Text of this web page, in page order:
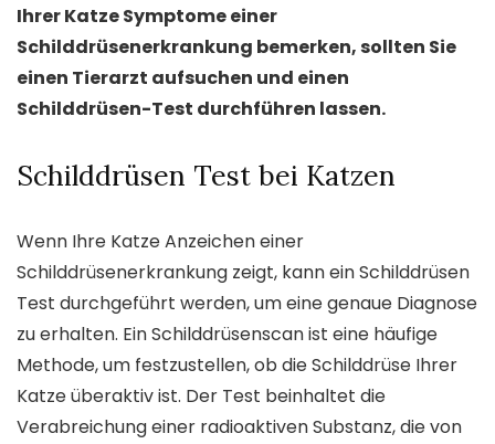
Ihrer Katze Symptome einer
Schilddrüsenerkrankung bemerken, sollten Sie
einen Tierarzt aufsuchen und einen
Schilddrüsen-Test durchführen lassen.
Schilddrüsen Test bei Katzen
Wenn Ihre Katze Anzeichen einer
Schilddrüsenerkrankung zeigt, kann ein Schilddrüsen
Test durchgeführt werden, um eine genaue Diagnose
zu erhalten. Ein Schilddrüsenscan ist eine häufige
Methode, um festzustellen, ob die Schilddrüse Ihrer
Katze überaktiv ist. Der Test beinhaltet die
Verabreichung einer radioaktiven Substanz, die von